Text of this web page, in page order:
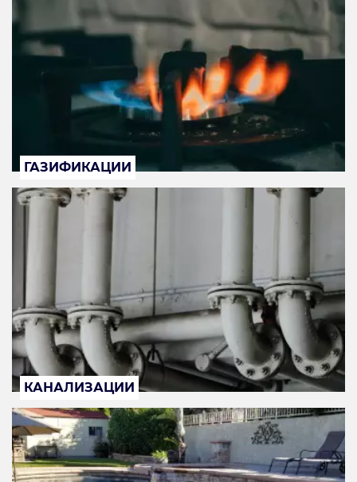
ГАЗИФИКАЦИИ
КАНАЛИЗАЦИИ